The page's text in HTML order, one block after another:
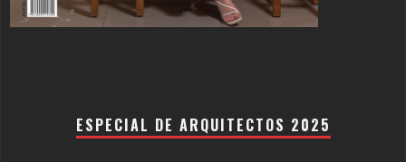
ESPECIAL DE ARQUITECTOS 2025